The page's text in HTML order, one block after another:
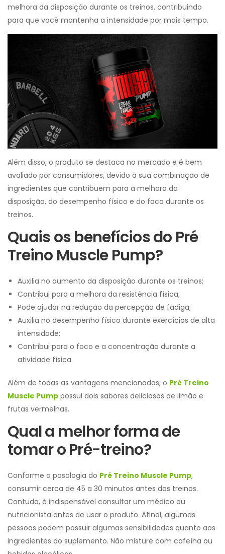
melhora da disposição durante os treinos, contribuindo
para que você mantenha a intensidade por mais tempo.
Além disso, o produto se destaca no mercado e é bem
avaliado por consumidores, devido à sua combinação de
ingredientes que contribuem para a melhora da
disposição, do desempenho físico e do foco durante os
treinos.
Quais os benefícios do Pré
Treino Muscle Pump?
Auxilia no aumento da disposição durante os treinos;
Contribui para a melhora da resistência física;
Pode ajudar na redução da percepção de fadiga;
Auxilia no desempenho físico durante exercícios de alta
intensidade;
Contribui para o foco e a concentração durante a
atividade física.
Além de todas as vantagens mencionadas, o Pré Treino
Muscle Pump possui dois sabores deliciosos de limão e
frutas vermelhas.
Qual a melhor forma de
tomar o Pré-treino?
Conforme a posologia do Pré Treino Muscle Pump,
consumir cerca de 45 a 30 minutos antes dos treinos.
Contudo, é indispensável consultar um médico ou
nutricionista antes de usar o produto. Afinal, algumas
pessoas podem possuir algumas sensibilidades quanto aos
ingredientes do suplemento. Não misture com cafeína ou